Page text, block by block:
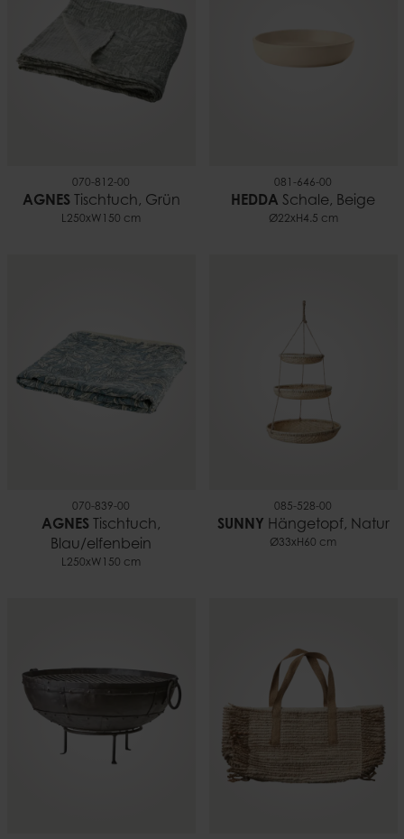
070-812-00
AGNESTischtuch, Grün
L250xW150 cm
081-646-00
HEDDA Schale, Beige
Ø22xH4.5 cm
070-839-00
AGNES Tischtuch,
Blau/elfenbein
L250xW150 cm
085-528-00
SUNNY Hängetopf, Natur
Ø33xH60 cm